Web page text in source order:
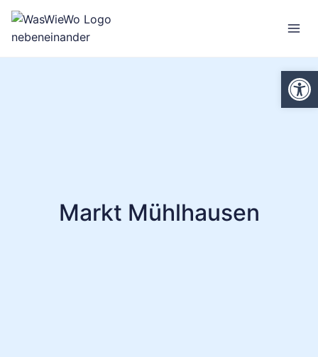
Zum
Inhalt
springen
Markt Mühlhausen